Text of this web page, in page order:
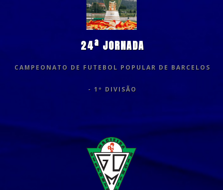
CLUBES
24ª JORNADA
CAMPEONATO DE FUTEBOL POPULAR DE BARCELOS
- 1º DIVISÃO